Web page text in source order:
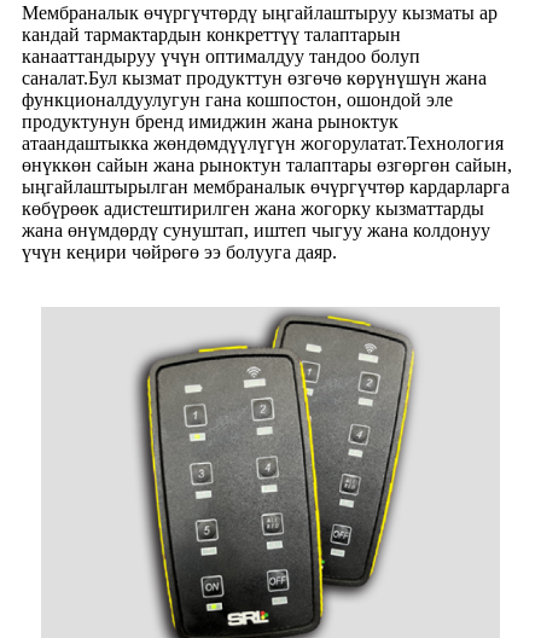
Мембраналык өчүргүчтөрдү ыңгайлаштыруу кызматы ар
кандай тармактардын конкреттүү талаптарын
канааттандыруу үчүн оптималдуу тандоо болуп
саналат.Бул кызмат продукттун өзгөчө көрүнүшүн жана
функционалдуулугун гана кошпостон, ошондой эле
продуктунун бренд имиджин жана рыноктук
атаандаштыкка жөндөмдүүлүгүн жогорулатат.Технология
өнүккөн сайын жана рыноктун талаптары өзгөргөн сайын,
ыңгайлаштырылган мембраналык өчүргүчтөр кардарларга
көбүрөөк адистештирилген жана жогорку кызматтарды
жана өнүмдөрдү сунуштап, иштеп чыгуу жана колдонуу
үчүн кеңири чөйрөгө ээ болууга даяр.